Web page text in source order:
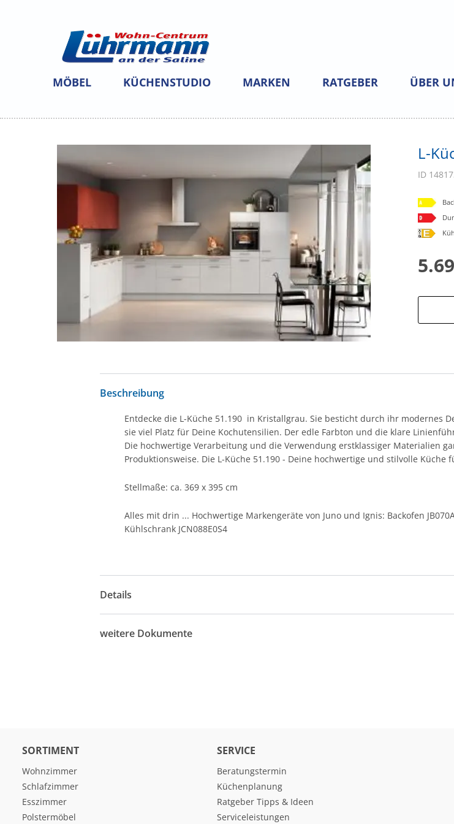
MÖBEL KÜCHENSTUDIO MARKEN RATGEBER ÜBER
L-
ID
Beschreibung
Entdecke die L-Küche 51.190 in Kristallgrau. Sie besticht durch ihr modernes
sie viel Platz für Deine Kochutensilien. Der edle Farbton und die klare
Die hochwertige Verarbeitung und die Verwendung erstklassiger Materialien
Produktionsweise. Die L-Küche 51.190 - Deine hochwertige und stilvolle
Stellmaße: ca. 369 x 395 cm
Alles mit drin ... Hochwertige Markengeräte von Juno und Ignis: Backofen
Kühlschrank JCN088E0S4
Details
weitere Dokumente
SORTIMENT
Wohnzimmer
Schlafzimmer
Esszimmer
Polstermöbel
SERVICE
Beratungstermin
Küchenplanung
Ratgeber Tipps & Ideen
Serviceleistungen